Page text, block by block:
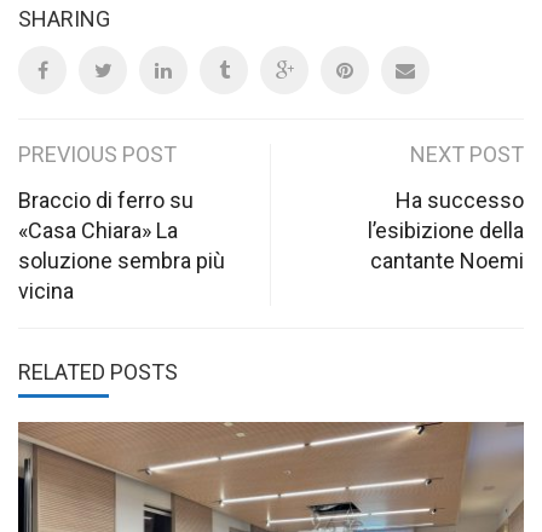
SHARING
Post
navigation
PREVIOUS POST
Braccio di ferro su
«Casa Chiara» La
soluzione sembra più
vicina
NEXT POST
Ha successo
l’esibizione della
cantante Noemi
RELATED POSTS